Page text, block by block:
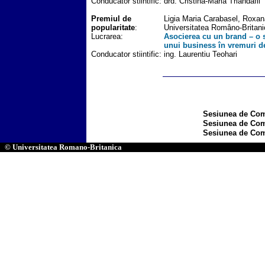
Premiul de
popularitate:
Ligia Maria Carabasel,
Universitatea Româno-
Lucrarea:
Asocierea cu un brand – o
unui business în vremuri
Conducator stiintific: ing. Laurentiu Teohari
Sesiunea de
Sesiunea de
Sesiunea de
© Universitatea Romano-Britanica